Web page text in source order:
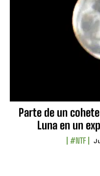
Parte de un
Luna en un
#NTF